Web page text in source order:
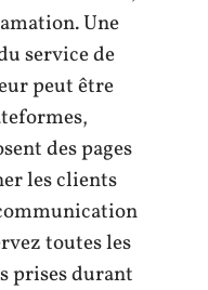
Une
service de
peut être
des pages
les clients
toutes les
prises durant